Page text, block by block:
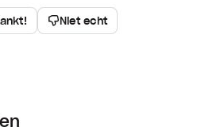
Niet echt